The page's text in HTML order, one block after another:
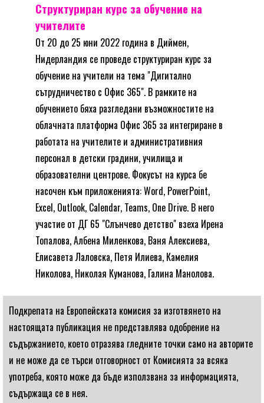
Структуриран курс за обучение на
учителите
От 20 до 25 юни 2022 година в Диймен,
Нидерландия се проведе структуриран курс за
обучение на учители на тема "Дигитално
сътрудничество с Офис 365". В рамките на
обучението бяха разгледани възможностите на
облачната платформа Офис 365 за интегриране в
работата на учителите и административния
персонал в детски градини, училища и
образователни центрове. Фокусът на курса бе
насочен към приложенията: Word, PowerPoint,
Excel, Outlook, Calendar, Teams, One Drive. В него
участие от ДГ 65 "Слънчево детство" взеха Ирена
Топалова, Албена Миленкова, Ваня Алексиева,
Елисавета Лаловска, Петя Илиева, Камелия
Николова, Николая Куманова, Галина Манолова.
Подкрепата на Европейската комисия за изготвянето на
настоящата публикация не представлява одобрение на
съдържанието, което отразява гледните точки само на авторите
и не може да се търси отговорност от Комисията за всяка
употреба, която може да бъде използвана за информацията,
съдържаща се в нея.